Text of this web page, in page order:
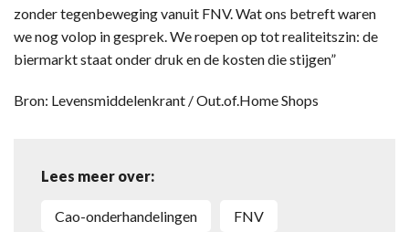
zonder tegenbeweging vanuit FNV. Wat ons betreft waren
we nog volop in gesprek. We roepen op tot realiteitszin: de
biermarkt staat onder druk en de kosten die stijgen”
Bron: Levensmiddelenkrant / Out.of.Home Shops
Lees meer over:
cao-onderhandelingen FNV